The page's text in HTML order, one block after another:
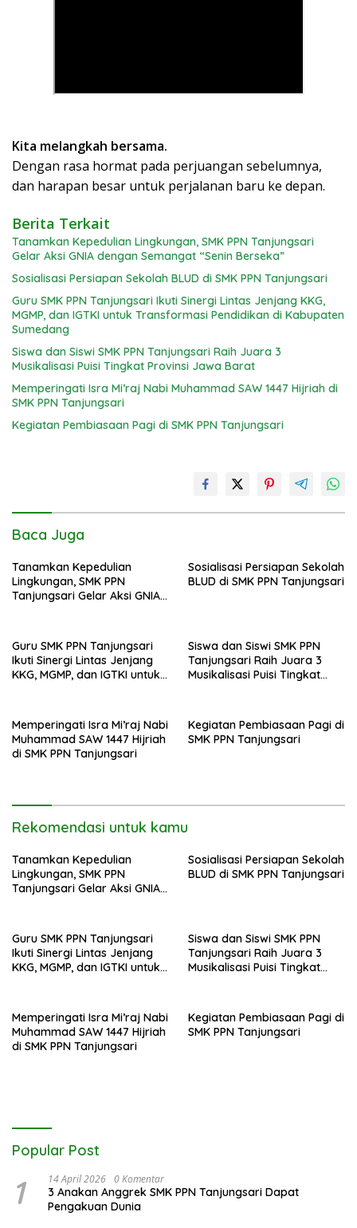
Kita melangkah bersama.
Dengan rasa hormat pada perjuangan sebelumnya,
dan harapan besar untuk perjalanan baru ke depan.
Berita Terkait
Tanamkan Kepedulian Lingkungan, SMK PPN Tanjungsari
Gelar Aksi GNIA dengan Semangat “Senin Berseka”
Sosialisasi Persiapan Sekolah BLUD di SMK PPN Tanjungsari
Guru SMK PPN Tanjungsari Ikuti Sinergi Lintas Jenjang KKG,
MGMP, dan IGTKI untuk Transformasi Pendidikan di Kabupaten
Sumedang
Siswa dan Siswi SMK PPN Tanjungsari Raih Juara 3
Musikalisasi Puisi Tingkat Provinsi Jawa Barat
Memperingati Isra Mi’raj Nabi Muhammad SAW 1447 Hijriah di
SMK PPN Tanjungsari
Kegiatan Pembiasaan Pagi di SMK PPN Tanjungsari
Baca Juga
Tanamkan Kepedulian
Lingkungan, SMK PPN
Tanjungsari Gelar Aksi GNIA
Sosialisasi Persiapan Sekolah
BLUD di SMK PPN Tanjungsari
Guru SMK PPN Tanjungsari
Ikuti Sinergi Lintas Jenjang
KKG, MGMP, dan IGTKI untuk
Siswa dan Siswi SMK PPN
Tanjungsari Raih Juara 3
Musikalisasi Puisi Tingkat
Memperingati Isra Mi’raj Nabi
Muhammad SAW 1447 Hijriah
di SMK PPN Tanjungsari
Kegiatan Pembiasaan Pagi di
SMK PPN Tanjungsari
Rekomendasi untuk kamu
Tanamkan Kepedulian
Lingkungan, SMK PPN
Tanjungsari Gelar Aksi GNIA
Sosialisasi Persiapan Sekolah
BLUD di SMK PPN Tanjungsari
Guru SMK PPN Tanjungsari
Ikuti Sinergi Lintas Jenjang
KKG, MGMP, dan IGTKI untuk
Siswa dan Siswi SMK PPN
Tanjungsari Raih Juara 3
Musikalisasi Puisi Tingkat
Memperingati Isra Mi’raj Nabi
Muhammad SAW 1447 Hijriah
di SMK PPN Tanjungsari
Kegiatan Pembiasaan Pagi di
SMK PPN Tanjungsari
Popular Post
1 14 April 2026 0 Komentar
3 Anakan Anggrek SMK PPN Tanjungsari Dapat
Pengakuan Dunia